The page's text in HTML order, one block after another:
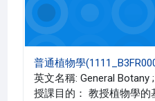
普通植物學
英文名稱: General Botany ;
授課目的： 教授植物學的